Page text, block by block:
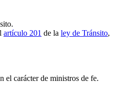
artículo 201 de la ley de Tránsito,
el carácter de ministros de fe.